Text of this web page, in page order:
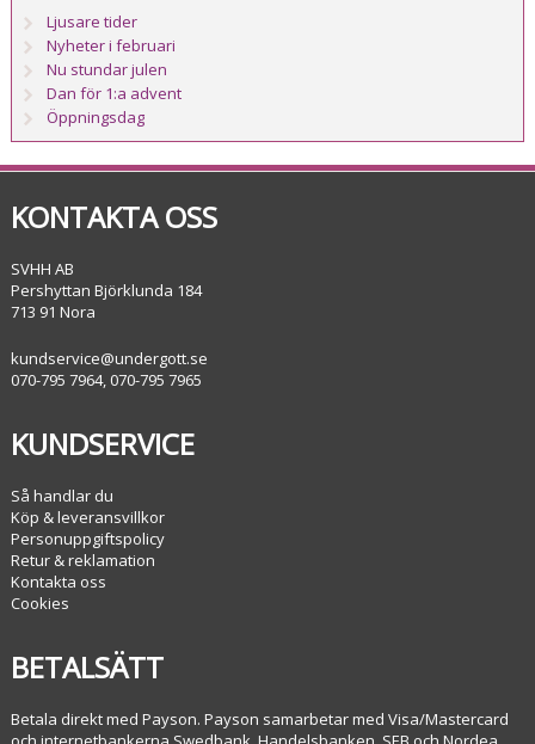
Ljusare tider
Nyheter i februari
Nu stundar julen
Dan för 1:a advent
Öppningsdag
KONTAKTA OSS
SVHH AB
Pershyttan Björklunda 184
713 91 Nora
kundservice@undergott.se
070-795 7964, 070-795 7965
KUNDSERVICE
Så handlar du
Köp & leveransvillkor
Personuppgiftspolicy
Retur & reklamation
Kontakta oss
Cookies
BETALSÄTT
Betala direkt med Payson. Payson samarbetar med Visa/Mastercard